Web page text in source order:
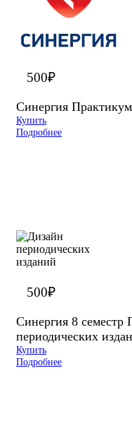
500₽
Синергия
Купить
Подробнее
500₽
Синергия 8 семестр
периодических
Купить
Подробнее